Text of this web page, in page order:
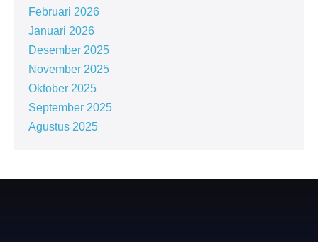
Februari 2026
Januari 2026
Desember 2025
November 2025
Oktober 2025
September 2025
Agustus 2025